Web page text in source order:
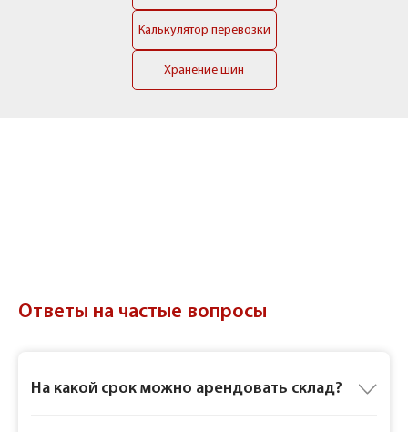
Калькулятор перевозки
Хранение шин
Ответы на частые вопросы
На какой срок можно арендовать склад?